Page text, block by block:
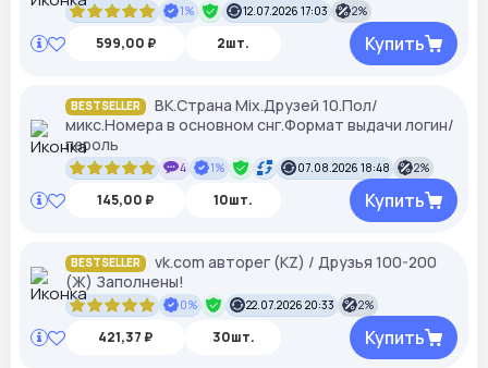
1% 12.07.2026 17:03 2%
599,00 ₽ 2шт. Купить
BESTSELLER
ВК.Страна Mix.Друзей 10.Пол/
микс.Номера в основном снг.Формат выдачи логин/
пароль
4 1% 07.08.2026 18:48 2%
145,00 ₽ 10шт. Купить
BESTSELLER
vk.com авторег (KZ) / Друзья 100-200
(Ж) Заполнены!
0% 22.07.2026 20:33 2%
421,37 ₽ 30шт. Купить